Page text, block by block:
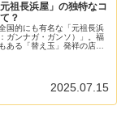
祖長浜屋」の独特なコ
？
国的にも有名な「元祖長浜
ガンナガ・ガンソ）」。福
ある「替え玉」発祥の店で
2025.07.15